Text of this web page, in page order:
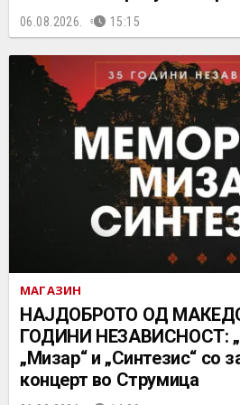
06.08.2026. 15:15
МАГАЗИН
НАЈДОБРОТО ОД
ГОДИНИ НЕЗАВИСНОСТ:
„Мизар“ и „Синтезис“ со
концерт во Струмица